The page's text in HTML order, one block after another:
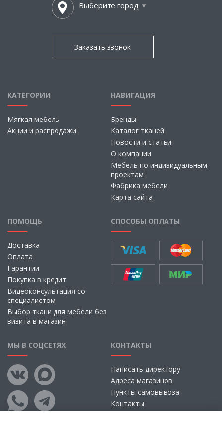
Выберите город
Заказать звонок
КАТЕГОРИИ
Мягкая мебель
Акции и распродажи
НАВИГАЦИЯ
Бренды
Каталог тканей
Новости и статьи
О компании
Мебель по индивидуальным
проектам
Фабрика мебели
Карта сайта
ПОМОЩЬ
Доставка
Оплата
Гарантии
Покупка в кредит
Видеоконсультация со
специалистом
Выбор ткани для мебели без
визита в магазин
СПОСОБЫ ОПЛАТЫ
МЫ В СОЦСЕТЯХ КОНТАКТЫ
Написать директору
Адреса магазинов
Пункты самовывоза
Контакты